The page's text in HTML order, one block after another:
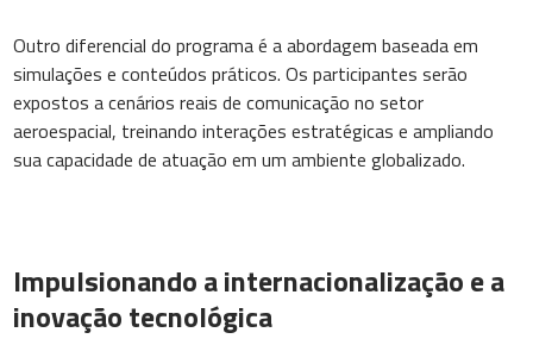
Outro diferencial do programa é a abordagem baseada em
simulações e conteúdos práticos. Os participantes serão
expostos a cenários reais de comunicação no setor
aeroespacial, treinando interações estratégicas e ampliando
sua capacidade de atuação em um ambiente globalizado.
Impulsionando a internacionalização e a
inovação tecnológica